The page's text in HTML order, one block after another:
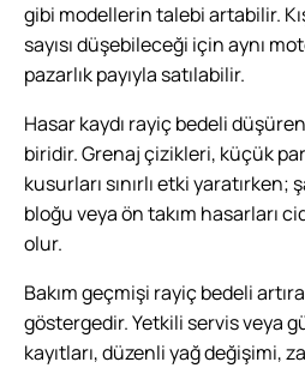
gibi modellerin talebi artabilir.
sayısı düşebileceği için aynı
pazarlık payıyla satılabilir.
Hasar kaydı rayiç bedeli
biridir. Grenaj çizikleri, küçük
kusurları sınırlı etki
bloğu veya ön takım hasarları
olur.
Bakım geçmişi rayiç bedeli
göstergedir. Yetkili servis veya
kayıtları, düzenli yağ değişimi,